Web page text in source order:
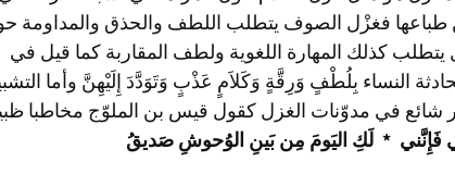
شائع في مدوّنات الغزل كقول قيس بن الملوّج مخاطبا
فَإِنَّني * لَكِ اليَومَ مِن بَينِ الوُحوشِ صَديقُ